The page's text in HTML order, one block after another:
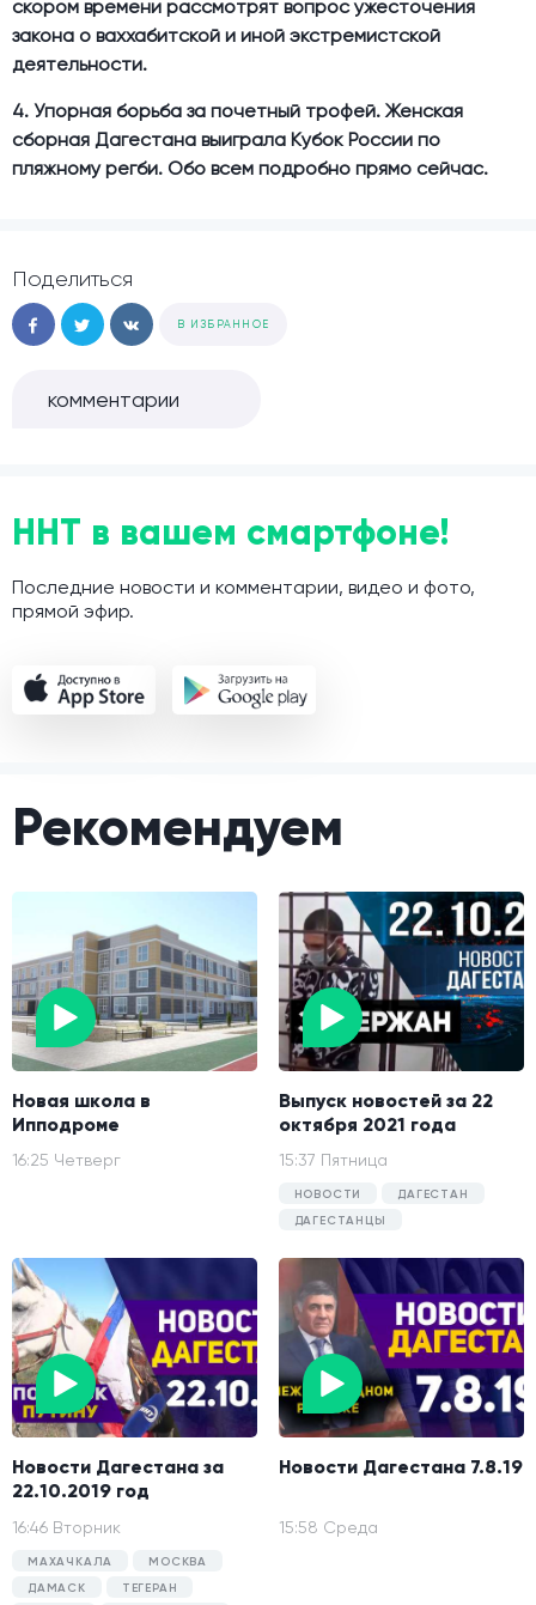
скором времени рассмотрят вопрос ужесточения
закона о ваххабитской и иной экстремистской
деятельности.
4. Упорная борьба за почетный трофей. Женская
сборная Дагестана выиграла Кубок России по
пляжному регби. Обо всем подробно прямо сейчас.
Поделиться
В ИЗБРАННОЕ
комментарии
ННТ в вашем смартфоне!
Последние новости и комментарии, видео и фото,
прямой эфир.
Рекомендуем
Новая школа в
Ипподроме
16:25 Четверг
Выпуск новостей за 22
октября 2021 года
15:37 Пятница
НОВОСТИ
ДАГЕСТАН
ДАГЕСТАНЦЫ
Новости Дагестана за
22.10.2019 год
16:46 Вторник
МАХАЧКАЛА
МОСКВА
ДАМАСК
ТЕГЕРАН
Новости Дагестана 7.8.19
15:58 Среда